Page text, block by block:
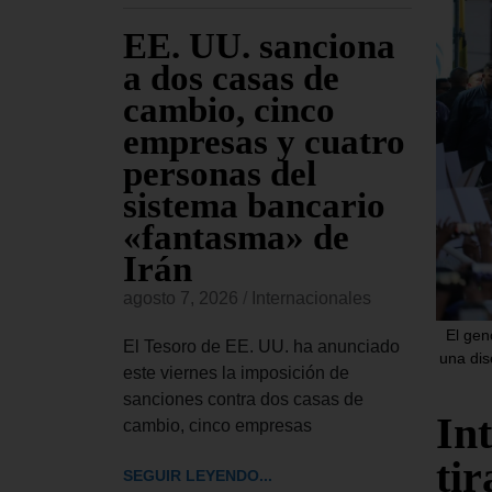
EE. UU. sanciona
a dos casas de
cambio, cinco
empresas y cuatro
personas del
sistema bancario
«fantasma» de
Irán
agosto 7, 2026 Internacionales
El Tesoro de EE. UU. ha anunciado
este viernes la imposición de
sanciones contra dos casas de
cambio, cinco empresas
SEGUIR LEYENDO...
El
UU.
pedir
El
una